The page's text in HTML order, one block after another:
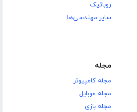
روباتیک
سایر مهندسی‌ها
مجله
مجله کامپیوتر
مجله موبایل
مجله بازی